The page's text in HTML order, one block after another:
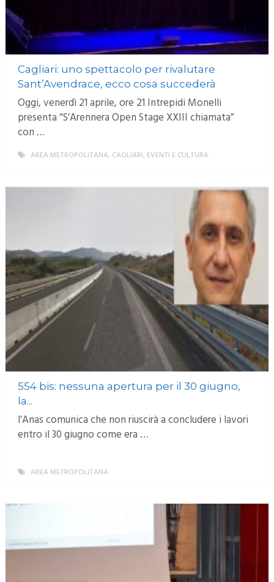
Cagliari: uno spettacolo per rivalutare
Sant’Avendrace, ecco cosa succederà
Oggi, venerdì 21 aprile, ore 21 Intrepidi Monelli
presenta “S’Arennera Open Stage XXIII chiamata”
con …
AREA METROPOLITANA, CAGLIARI, EVENTI E CULTURA
554 bis: nessuna apertura per il 30 giugno,
la...
l’Anas comunica che non riuscirà a concludere i lavori
entro il 30 giugno come era …
AREA METROPOLITANA